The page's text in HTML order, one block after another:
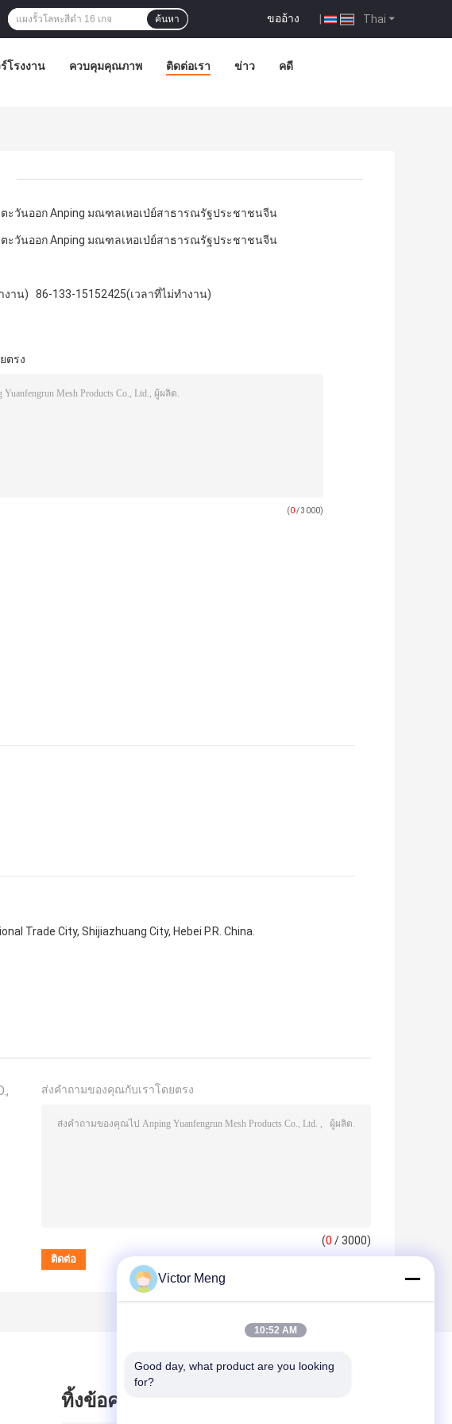
Thai
ขออ้าง |
ค้นหา
โรงงาน ควบคุมคุณภาพ ติดต่อเรา ข่าว คดี
ะวันออก Anping มณฑลเหอเป่ย์สาธารณรัฐประชาชนจีน
ะวันออก Anping มณฑลเหอเป่ย์สาธารณรัฐประชาชนจีน
งาน) 86-133-15152425(เวลาที่ไม่ทำงาน)
ตรง
(0/ 3000)
Trade City, Shijiazhuang City, Hebei P.R. China.
ส่งคำถามของคุณกับเราโดยตรง
(0 / 3000)
ทิ้งข้อความไว้
Victor Meng
10:52 AM
Good day, what product are you looking
for?